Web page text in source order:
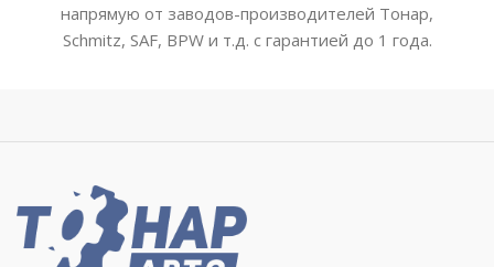
напрямую от заводов-производителей Тонар,
Schmitz, SAF, BPW и т.д. с гарантией до 1 года.